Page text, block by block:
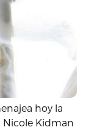
hoy la
Nicole Kidman